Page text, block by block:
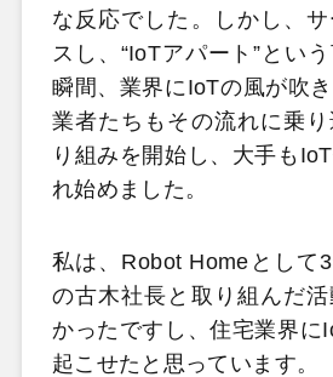
な反応でした。しかし、
スし、“IoTアパート”とい
瞬間、業界にIoTの風が吹
業者たちもその流れに乗
り組みを開始し、大手も
れ始めました。
私は、Robot Homeとして
の古木社長と取り組んだ
かったですし、住宅業界に
起こせたと思っています。